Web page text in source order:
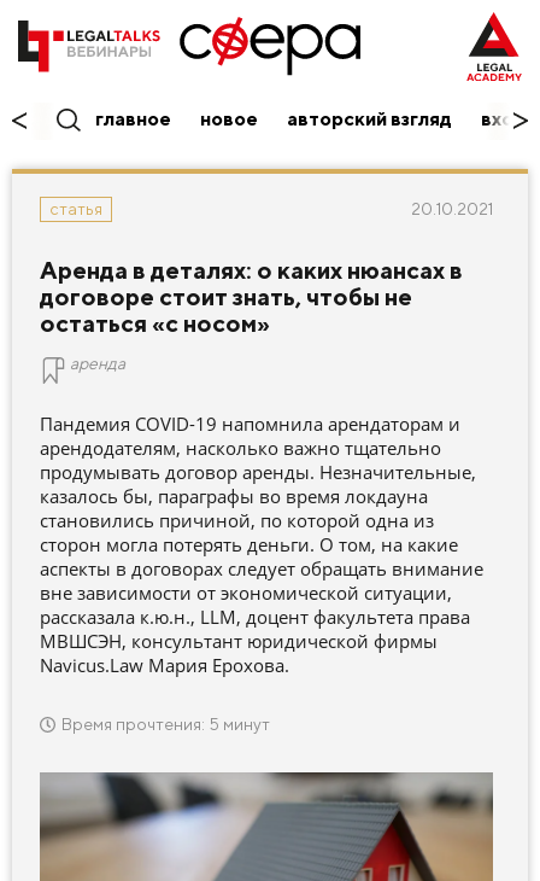
главное новое авторский взгляд вход/
статья 20.10.2021
Аренда в деталях: о каких нюансах в
договоре стоит знать, чтобы не
остаться «с носом»
аренда
Пандемия COVID-19 напомнила арендаторам и
арендодателям, насколько важно тщательно
продумывать договор аренды. Незначительные,
казалось бы, параграфы во время локдауна
становились причиной, по которой одна из
сторон могла потерять деньги. О том, на какие
аспекты в договорах следует обращать внимание
вне зависимости от экономической ситуации,
рассказала к.ю.н., LLM, доцент факультета права
МВШСЭН, консультант юридической фирмы
Navicus.Law Мария Ерохова.
Время прочтения: 5 минут